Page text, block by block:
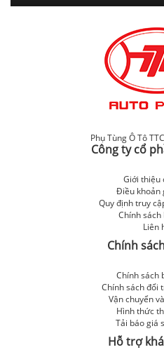
Phụ Tùng Ô Tô TTC
Công ty cổ
Giới thiệu
Điều khoản
Quy định truy
Chính
Liên
Chính
Chính sách
Chính sách đổi
Vận chuyển
Hình thức
Tải báo giá
Hỗ trợ